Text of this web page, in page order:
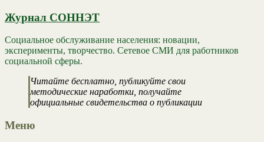
Журнал СОННЭТ
Социальное обслуживание населения: новации,
эксперименты, творчество. Сетевое СМИ для работников
социальной сферы.
Читайте бесплатно, публикуйте свои
методические наработки, получайте
официальные свидетельства о публикации
Меню